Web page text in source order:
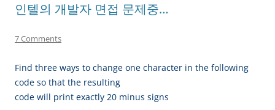
인텔의 개발자 면접 문제중…
7 Comments
Find three ways to change one character in the following
code so that the resulting
code will print exactly 20 minus signs